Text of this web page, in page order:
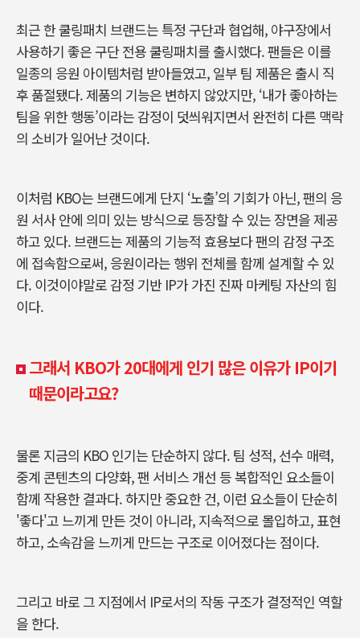
최근 한 쿨링패치 브랜드는 특정 구단과 협업해, 야구장에서
사용하기 좋은 구단 전용 쿨링패치를 출시했다. 팬들은 이를
일종의 응원 아이템처럼 받아들였고, 일부 팀 제품은 출시 직
후 품절됐다. 제품의 기능은 변하지 않았지만, ‘내가 좋아하는
팀을 위한 행동’이라는 감정이 덧씌워지면서 완전히 다른 맥락
의 소비가 일어난 것이다.
이처럼 KBO는 브랜드에게 단지 ‘노출’의 기회가 아닌, 팬의 응
원 서사 안에 의미 있는 방식으로 등장할 수 있는 장면을 제공
하고 있다. 브랜드는 제품의 기능적 효용보다 팬의 감정 구조
에 접속함으로써, 응원이라는 행위 전체를 함께 설계할 수 있
다. 이것이야말로 감정 기반 IP가 가진 진짜 마케팅 자산의 힘
이다.
그래서 KBO가 20대에게 인기 많은 이유가 IP이기
때문이라고요?
물론 지금의 KBO 인기는 단순하지 않다. 팀 성적, 선수 매력,
중계 콘텐츠의 다양화, 팬 서비스 개선 등 복합적인 요소들이
함께 작용한 결과다. 하지만 중요한 건, 이런 요소들이 단순히
'좋다'고 느끼게 만든 것이 아니라, 지속적으로 몰입하고, 표현
하고, 소속감을 느끼게 만드는 구조로 이어졌다는 점이다.
그리고 바로 그 지점에서 IP로서의 작동 구조가 결정적인 역할
을 한다.